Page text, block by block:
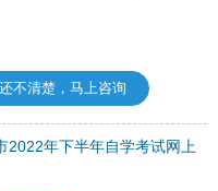
还不清楚，马上咨询
2022年下半年自学考试网上